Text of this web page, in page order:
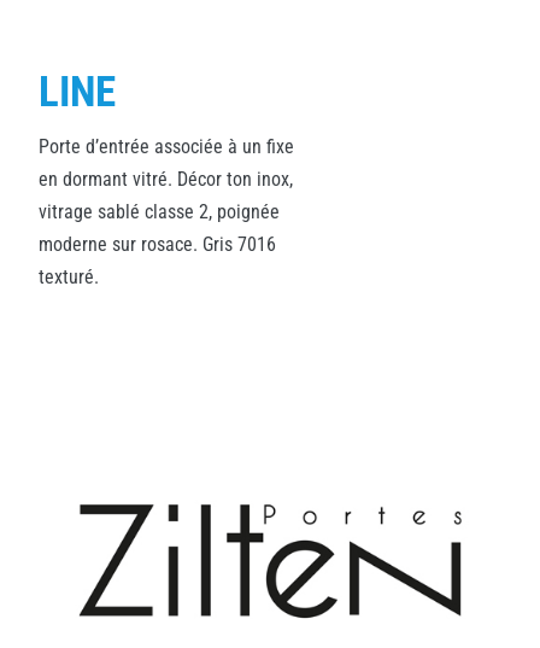
LINE
Porte d’entrée associée à un fixe
en dormant vitré. Décor ton inox,
vitrage sablé classe 2, poignée
moderne sur rosace. Gris 7016
texturé.